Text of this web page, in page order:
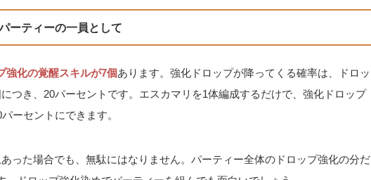
ーティーの一員として
強化の覚醒スキルが7個あります。強化ドロップが降ってくる確率は、ドロッ
つき、20パーセントです。エスカマリを1体編成するだけで、強化ドロップ
ーセントにできます。
った場合でも、無駄にはなりません。パーティー全体のドロップ強化の分だ